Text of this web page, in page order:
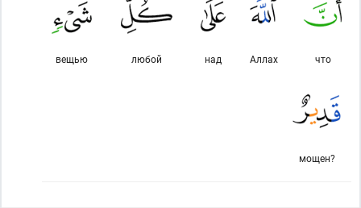
что
Аллах
над
любой
вещью
мощен?